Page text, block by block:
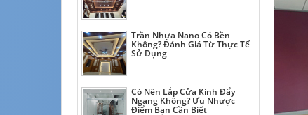
Trần Nhựa Nano Có Bền
Không? Đánh Giá Từ Thực Tế
Sử Dụng
Có Nên Lắp Cửa Kính Đẩy
Ngang Không? Ưu Nhược
Điểm Bạn Cần Biết